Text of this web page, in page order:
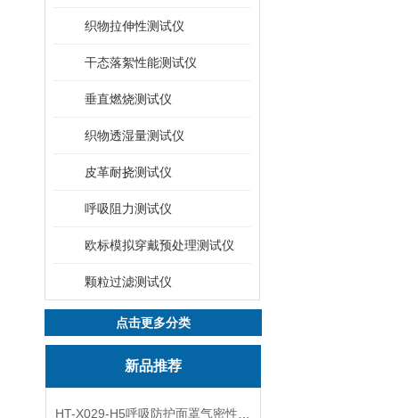
织物拉伸性测试仪
干态落絮性能测试仪
垂直燃烧测试仪
织物透湿量测试仪
皮革耐挠测试仪
呼吸阻力测试仪
欧标模拟穿戴预处理测试仪
颗粒过滤测试仪
点击更多分类
新品推荐